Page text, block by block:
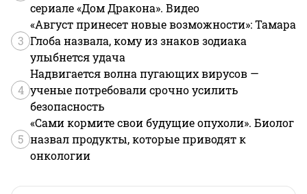
сериале «Дом Дракона». Видео
3
«Август принесет новые возможности»: Тамара
Глоба назвала, кому из знаков зодиака
улыбнется удача
4
Надвигается волна пугающих вирусов —
ученые потребовали срочно усилить
безопасность
5
«Сами кормите свои будущие опухоли». Биолог
назвал продукты, которые приводят к
онкологии